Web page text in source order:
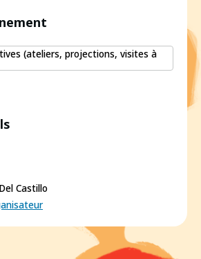
(ateliers, projections, visites à
Castillo